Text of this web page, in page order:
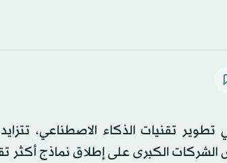
تقنيات الذكاء الاصطناعي،
الكبرى على إطلاق نماذج أكثر